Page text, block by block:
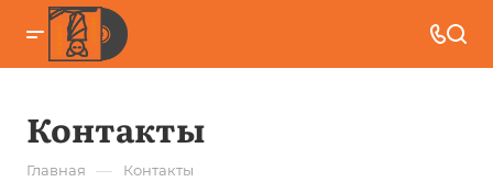
Контакты
Главная — Контакты